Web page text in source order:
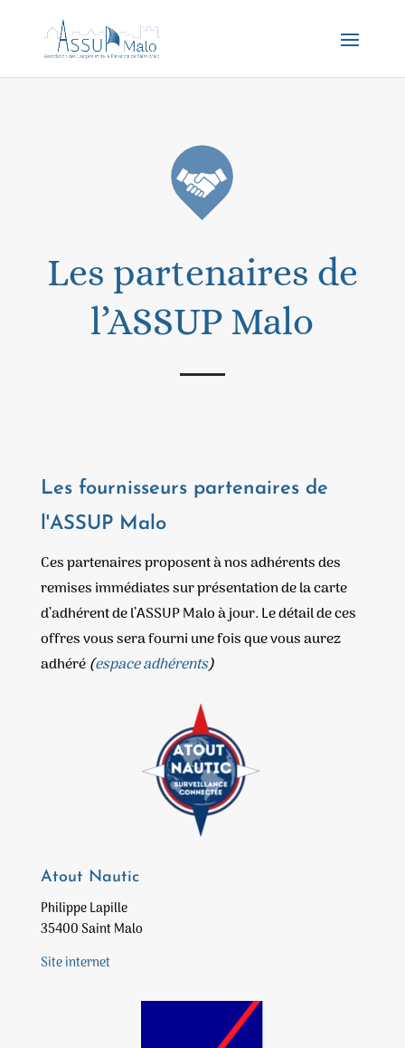
Les partenaires de
l’ASSUP Malo
Les fournisseurs partenaires de
l'ASSUP Malo
Ces partenaires proposent à nos adhérents des
remises immédiates sur présentation de la carte
d’adhérent de l’ASSUP Malo à jour. Le détail de ces
offres vous sera fourni une fois que vous aurez
adhéré(espace adhérents)
Atout Nautic
Philippe Lapille
35400 Saint Malo
Site internet